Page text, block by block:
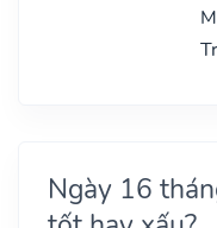
Ngày 16